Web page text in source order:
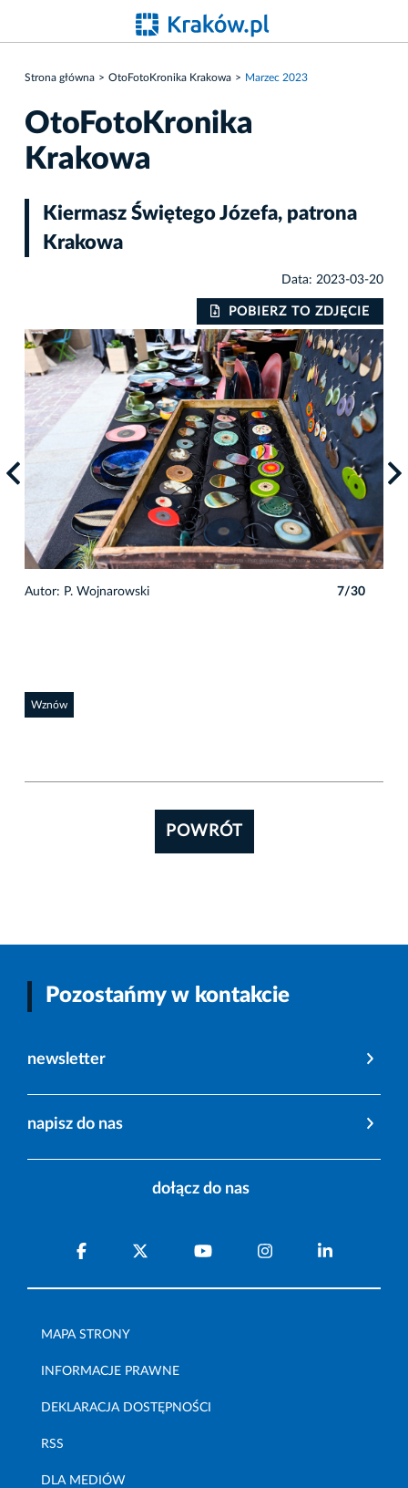
Strona główna OtoFotoKronika Krakowa Marzec 2023
OtoFotoKronika
Krakowa
Kiermasz Świętego Józefa, patrona
Krakowa
Data: 2023-03-20
POBIERZ TO ZDJĘCIE
Autor: P. Wojnarowski 7/30
Wznów
POWRÓT
Pozostańmy w kontakcie
newsletter
napisz do nas
dołącz do nas
MAPA STRONY
INFORMACJE PRAWNE
DEKLARACJA DOSTĘPNOŚCI
RSS
DLA MEDIÓW